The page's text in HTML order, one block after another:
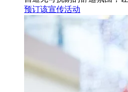
预订该宣传活动